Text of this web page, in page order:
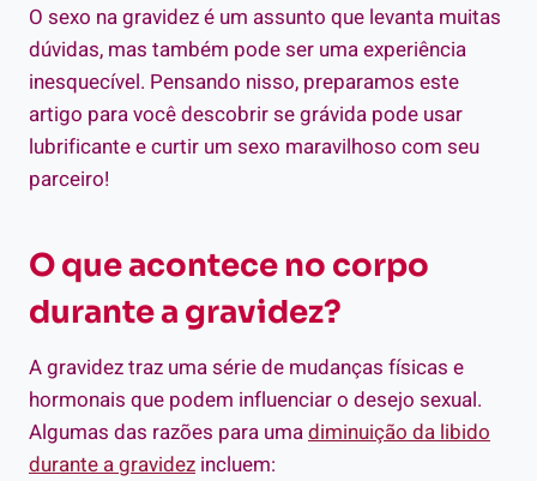
O sexo na gravidez é um assunto que levanta muitas
dúvidas, mas também pode ser uma experiência
inesquecível. Pensando nisso, preparamos este
artigo para você descobrir se grávida pode usar
lubrificante e curtir um sexo maravilhoso com seu
parceiro!
O que acontece no corpo
durante a gravidez?
A gravidez traz uma série de mudanças físicas e
hormonais que podem influenciar o desejo sexual.
Algumas das razões para umadiminuição da libido
durante a gravidez incluem: